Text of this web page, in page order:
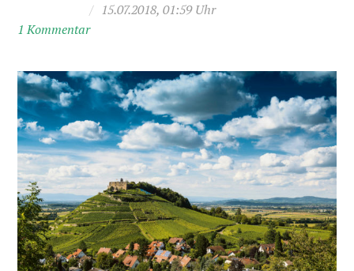
/ 15.07.2018, 01:59 Uhr
1 Kommentar